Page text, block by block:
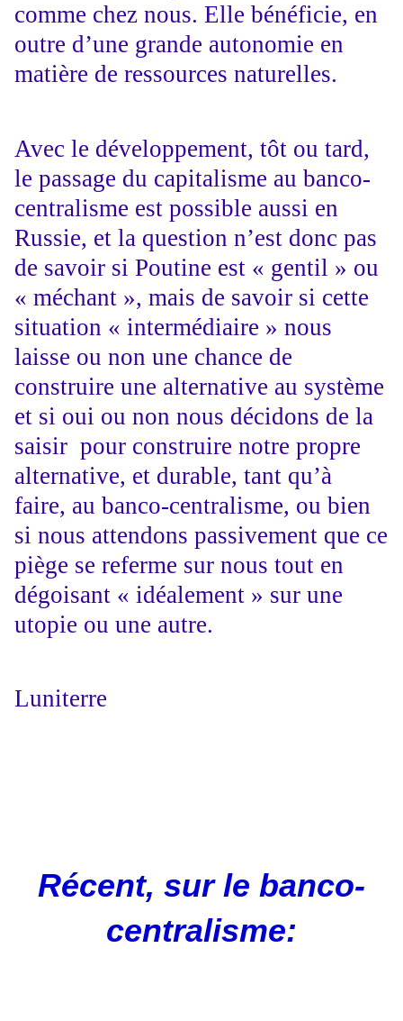
comme chez nous. Elle bénéficie, en
outre d’une grande autonomie en
matière de ressources naturelles.
Avec le développement, tôt ou tard,
le passage du capitalisme au banco-
centralisme est possible aussi en
Russie, et la question n’est donc pas
de savoir si Poutine est « gentil » ou
« méchant », mais de savoir si cette
situation « intermédiaire » nous
laisse ou non une chance de
construire une alternative au système
et si oui ou non nous décidons de la
saisir pour construire notre propre
alternative, et durable, tant qu’à
faire, au banco-centralisme, ou bien
si nous attendons passivement que ce
piège se referme sur nous tout en
dégoisant « idéalement » sur une
utopie ou une autre.
Luniterre
Récent, sur le banco-
centralisme: